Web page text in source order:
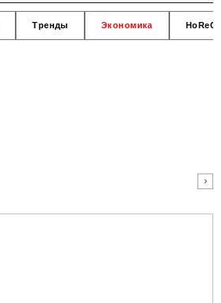
Тренды Экономика HoReCa